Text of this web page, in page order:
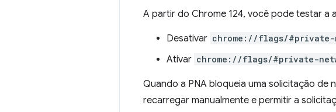
A partir do Chrome 124, você pode testar a
Desativar chrome://flags/#private-
Ativar chrome://flags/#private-
Quando a PNA bloqueia uma solicitação
recarregar manualmente e permitir a